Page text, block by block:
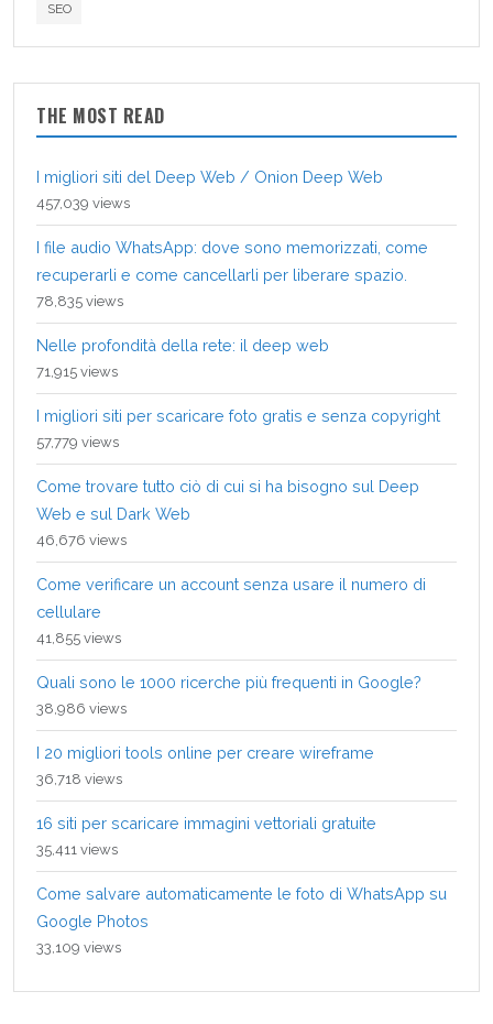
SEO
THE MOST READ
I migliori siti del Deep Web / Onion Deep Web
457,039 views
I file audio WhatsApp: dove sono memorizzati, come
recuperarli e come cancellarli per liberare spazio.
78,835 views
Nelle profondità della rete: il deep web
71,915 views
I migliori siti per scaricare foto gratis e senza copyright
57,779 views
Come trovare tutto ciò di cui si ha bisogno sul Deep
Web e sul Dark Web
46,676 views
Come verificare un account senza usare il numero di
cellulare
41,855 views
Quali sono le 1000 ricerche più frequenti in Google?
38,986 views
I 20 migliori tools online per creare wireframe
36,718 views
16 siti per scaricare immagini vettoriali gratuite
35,411 views
Come salvare automaticamente le foto di WhatsApp su
Google Photos
33,109 views